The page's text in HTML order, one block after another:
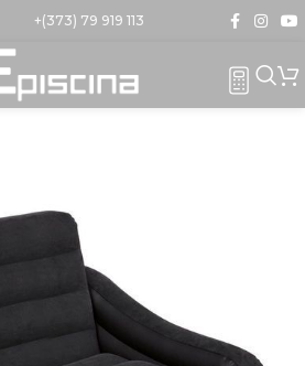
+(373) 79 919 113